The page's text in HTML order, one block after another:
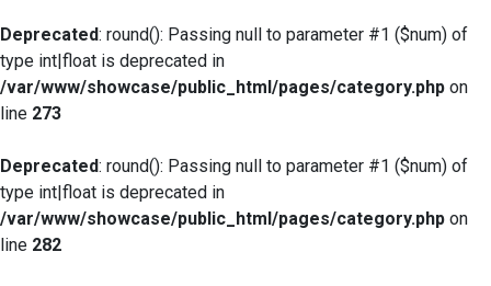
Deprecated: round(): Passing null to parameter #1 ($num) of
type int|float is deprecated in
/var/www/showcase/public_html/pages/category.php on
line 273
Deprecated: round(): Passing null to parameter #1 ($num) of
type int|float is deprecated in
/var/www/showcase/public_html/pages/category.php on
line 282